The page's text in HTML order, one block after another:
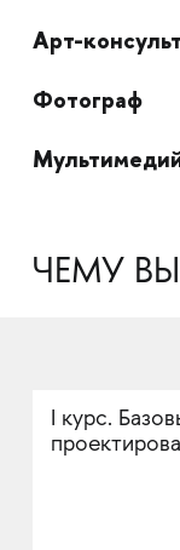
Арт-
Фотограф
ЧЕМУ
I курс.